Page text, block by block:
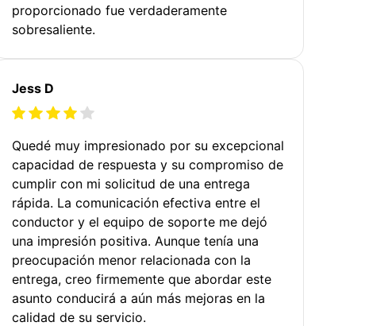
proporcionado fue verdaderamente
sobresaliente.
Jess D
Quedé muy impresionado por su excepcional
capacidad de respuesta y su compromiso de
cumplir con mi solicitud de una entrega
rápida. La comunicación efectiva entre el
conductor y el equipo de soporte me dejó
una impresión positiva. Aunque tenía una
preocupación menor relacionada con la
entrega, creo firmemente que abordar este
asunto conducirá a aún más mejoras en la
calidad de su servicio.